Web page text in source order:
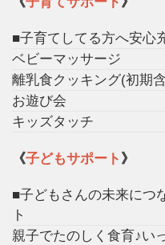
■子育てしてる方へ安心
ベビーマッサージ
離乳食クッキング(初期
お遊び会
キッズタッチ
《子どもサポート 》
■子どもさんの未来につ
ト
親子でたのしく食育♪い